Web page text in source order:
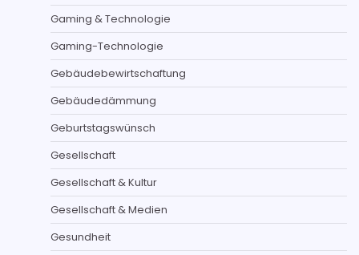
Gaming & Technologie
Gaming-Technologie
Gebäudebewirtschaftung
Gebäudedämmung
Geburtstagswünsch
Gesellschaft
Gesellschaft & Kultur
Gesellschaft & Medien
Gesundheit